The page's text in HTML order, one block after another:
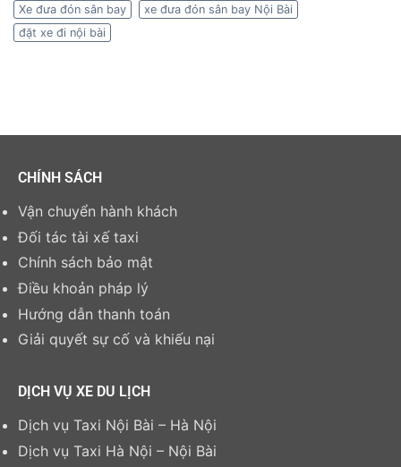
Xe đưa đón sân bay
xe đưa đón sân bay Nội Bài
đặt xe đi nội bài
CHÍNH SÁCH
Vận chuyển hành khách
Đối tác tài xế taxi
Chính sách bảo mật
Điều khoản pháp lý
Hướng dẫn thanh toán
Giải quyết sự cố và khiếu nại
DỊCH VỤ XE DU LỊCH
Dịch vụ Taxi Nội Bài – Hà Nội
Dịch vụ Taxi Hà Nội – Nội Bài